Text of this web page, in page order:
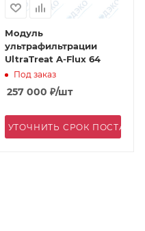
Модуль
ультрафильтрации
UltraTreat A-Flux 64
Под заказ
257 000 ₽/шт
УТОЧНИТЬ СРОК